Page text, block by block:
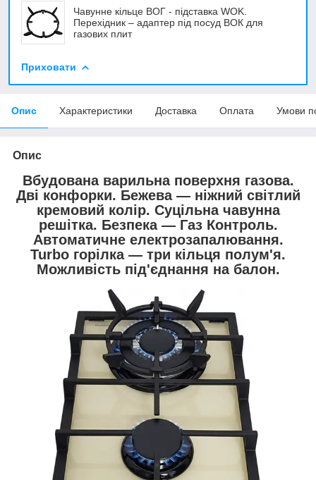
Чавунне кільце ВОГ - підставка WOK.
Перехідник – адаптер під посуд ВОК для
газових плит
Приховати
Опис Характеристики Доставка Оплата Умови
Опис
Вбудована варильна поверхня газова.
Дві конфорки. Бежева — ніжний світлий
кремовий колір. Суцільна чавунна
решітка. Безпека — Газ Контроль.
Автоматичне електрозапалювання.
Turbo горілка — три кільця полум'я.
Можливість під'єднання на балон.